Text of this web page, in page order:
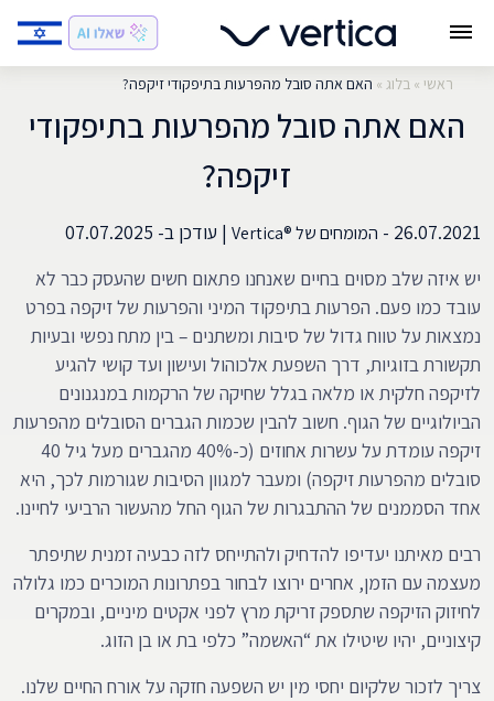
ראשי »בלוג » האם אתה סובל מהפרעות בתיפקודי זיקפה?
האם אתה סובל מהפרעות בתיפקודי
זיקפה?
26.07.2021 - המומחים של ®Vertica | עודכן ב- 07.07.2025
יש איזה שלב מסוים בחיים שאנחנו פתאום חשים שהעסק כבר לא
עובד כמו פעם. הפרעות בתיפקוד המיני והפרעות של זיקפה בפרט
נמצאות על טווח גדול של סיבות ומשתנים – בין מתח נפשי ובעיות
תקשורת בזוגיות, דרך השפעת אלכוהול ועישון ועד קושי להגיע
לזיקפה חלקית או מלאה בגלל שחיקה של הרקמות במנגנונים
הביולוגיים של הגוף. חשוב להבין שכמות הגברים הסובלים מהפרעות
זיקפה עומדת על עשרות אחוזים (כ-40% מהגברים מעל גיל 40
סובלים מהפרעות זיקפה) ומעבר למגוון הסיבות שגורמות לכך, היא
אחד הסממנים של ההתבגרות של הגוף החל מהעשור הרביעי לחיינו.
רבים מאיתנו יעדיפו להדחיק ולהתייחס לזה כבעיה זמנית שתיפתר
מעצמה עם הזמן, אחרים ירוצו לבחור בפתרונות המוכרים כמו גלולה
לחיזוק הזיקפה שתספק זריקת מרץ לפני אקטים מיניים, ובמקרים
קיצוניים, יהיו שיטילו את “האשמה” כלפי בת או בן הזוג.
צריך לזכור שלקיום יחסי מין יש השפעה חזקה על אורח החיים שלנו.